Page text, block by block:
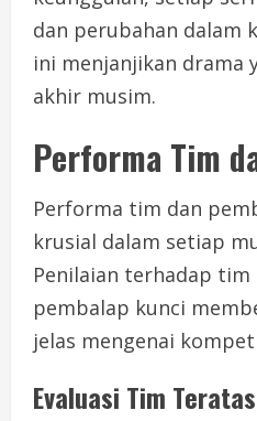
dan perubahan dalam
ini menjanjikan drama
akhir musim.
Performa Tim
Performa tim dan
krusial dalam setiap
Penilaian terhadap
pembalap kunci
jelas mengenai
Evaluasi Tim Teratas